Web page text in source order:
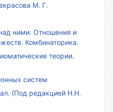
М. Г.
ними. Отношения и
Комбинаторика.
теории.
систем
(Под редакцией Н.Н.